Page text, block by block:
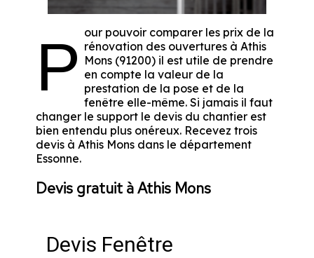
P our pouvoir comparer les prix de la
rénovation des ouvertures à Athis
Mons (91200) il est utile de prendre
en compte la valeur de la
prestation de la pose et de la
fenêtre elle-même. Si jamais il faut
changer le support le devis du chantier est
bien entendu plus onéreux. Recevez trois
devis à Athis Mons dans le département
Essonne.
Devis gratuit à Athis Mons
Devis Fenêtre